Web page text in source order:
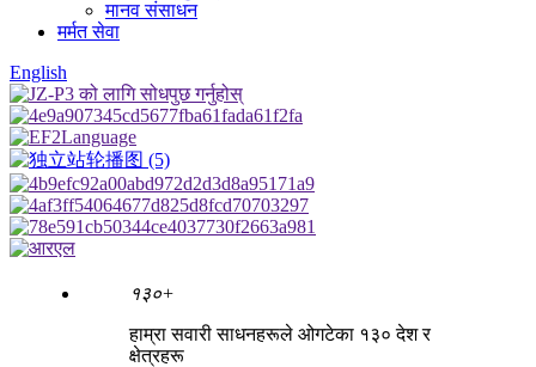
मानव संसाधन
मर्मत सेवा
English
१३०+
हाम्रा सवारी साधनहरूले ओगटेका १३० देश र
क्षेत्रहरू